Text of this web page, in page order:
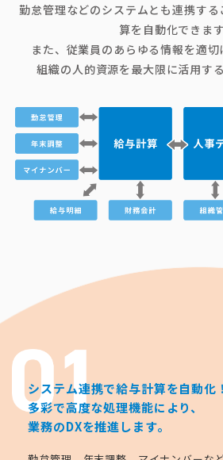
勤怠管理などのシステムとも連携す
算を自動化できます
また、従業員のあらゆる情報を適切
組織の人的資源を最大限に活用す
システム連携で給与計算を自動化！
多彩で高度な処理機能により、
業務のDXを推進します。